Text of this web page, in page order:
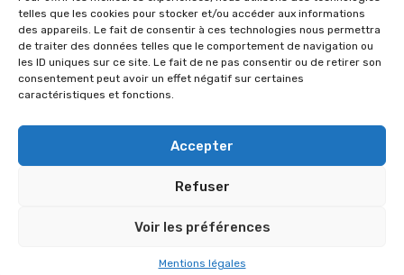
telles que les cookies pour stocker et/ou accéder aux informations
des appareils. Le fait de consentir à ces technologies nous permettra
de traiter des données telles que le comportement de navigation ou
les ID uniques sur ce site. Le fait de ne pas consentir ou de retirer son
consentement peut avoir un effet négatif sur certaines
caractéristiques et fonctions.
Accepter
Refuser
Voir les préférences
Mentions légales